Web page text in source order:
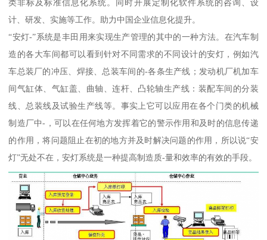
类非标及标准信息化系统。同时开展定制化软件系统的咨询、设
计、研发、实施等工作。助力中国企业信息化提升。
“安灯-”系统是丰田用来实现生产管理的其中的一种方法。在汽车制
造的各大车间都可以看到针对不同需求的不同设计的安灯，例如汽
车总装厂的冲压、焊接、总装车间的-各条生产线；发动机厂机加车
间气缸体、气缸盖、曲轴、连杆、凸轮轴生产线：装配车间的分装
线、总装线及试验生产线等。事实上它可以应用在各个门类的机械
制造厂中-，可以在任何地方发挥着它的警示作用和及时的信息传递
的作用，将问题阻止在初的地方并及时解决问题的作用，所以说“安
灯”无处不在，安灯系统是一种提高制造质-量和效率的有效的手段。